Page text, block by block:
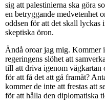
sig att palestinierna ska göra
en betryggande medvetenhet
oddsen för att det skall
skeptiska öron.
Ändå oroar jag mig. Kommer
regeringens slöhet att
till att driva igenom vägkartan
för att få det att gå framåt?
kommer de inte att frestas att
för att hålla den diplomatiska